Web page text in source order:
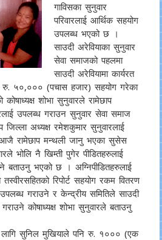
गाविसका सुनुवार
परिवारलाई आर्थिक सहयोग
उपलब्ध भएको छ ।
साउदी अरेवियाका सुनुवार
सेवा समाजको पहलमा
साउदी अरेवियामा कार्यरत
५०,००० (पचास हजार) सहयोग गरेका
शोभा सुनुवारले रामेछाप
उपलब्ध गराउन सुनुवार सेवा समाज
जिल्ला अध्यक्ष रमेशकुमार सुनुवारलाई
रामेछाप मन्थली जानु भएका सुसेस
भोलि नै खिम्ती पुगेर पीडितहरुलाई
बताउनु भएको छ । अग्निपीडितहरुलाई
रिपोर्ट सहयोग रकम वितरण
गराउने र केन्द्रीय समितिले साउदी
कोषाध्यक्ष शोभा सुनुवारले बताउनु
लागि सुनिल मुखियाले पनि रु. १००० (एक